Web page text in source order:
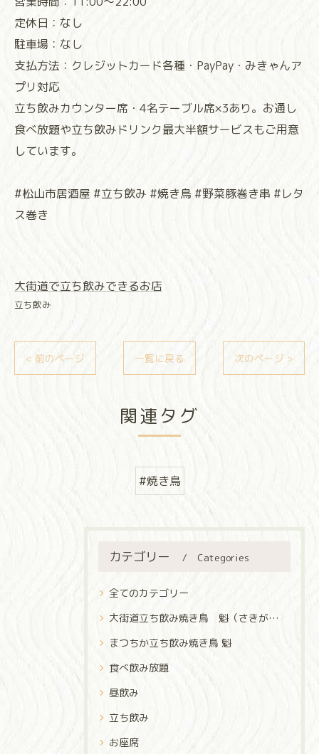
定休日：なし
駐車場：なし
支払方法：クレジットカード各種・PayPay・みきゃんア
プリ対応
立ち飲みカウンター席・4名テーブル席×3あり。お通し
食べ放題や立ち飲みドリンク最大半額サービスもご用意
しています。
#松山市居酒屋 #立ち飲み #焼き鳥 #野菜豚巻き串 #レタ
ス巻き
大街道で立ち飲みできるお店
立ち飲み
< 前のページ 一覧に戻る 次のページ >
関連タグ
#焼き鳥
カテゴリー Categories
全てのカテゴリー
大街道立ち飲み焼き鳥 魁（さきがけ）
まつちか立ち飲み焼き鳥 魁
食べ飲み放題
昼飲み
立ち飲み
お座席